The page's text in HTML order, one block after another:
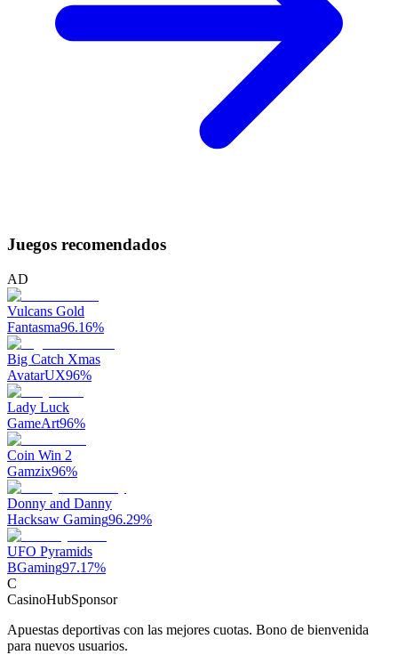
Juegos recomendados
AD
Vulcans Gold
Fantasma96.16%
Big Catch Xmas
AvatarUX96%
Lady Luck
GameArt96%
Coin Win 2
Gamzix96%
Donny and Danny
Hacksaw Gaming96.29%
UFO Pyramids
BGaming97.17%
C
CasinoHubSponsor
Apuestas deportivas con las mejores cuotas. Bono de bienvenida
para nuevos usuarios.